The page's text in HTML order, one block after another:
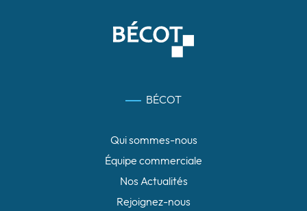
BÉCOT
Qui sommes-nous
Équipe commerciale
Nos Actualités
Rejoignez-nous